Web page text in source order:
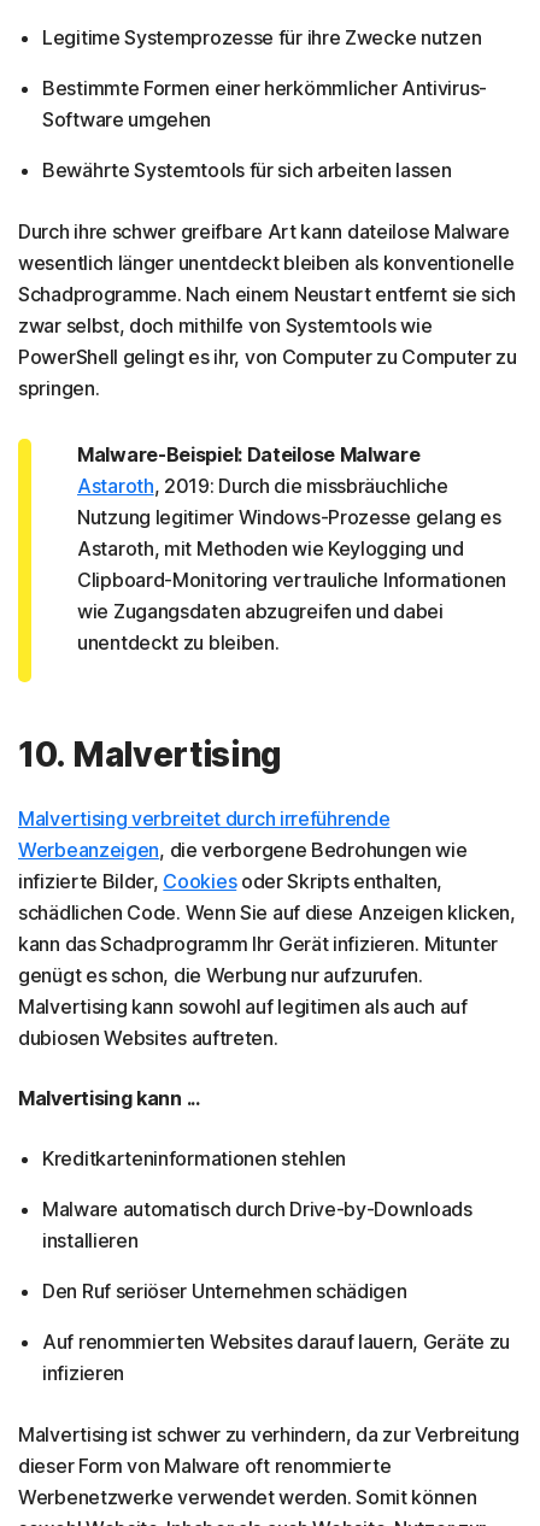
Legitime Systemprozesse für ihre Zwecke nutzen
Bestimmte Formen einer herkömmlicher Antivirus-
Software umgehen
Bewährte Systemtools für sich arbeiten lassen
Durch ihre schwer greifbare Art kann dateilose Malware
wesentlich länger unentdeckt bleiben als konventionelle
Schadprogramme. Nach einem Neustart entfernt sie sich
zwar selbst, doch mithilfe von Systemtools wie
PowerShell gelingt es ihr, von Computer zu Computer zu
springen.
Malware-Beispiel: Dateilose Malware
Astaroth, 2019: Durch die missbräuchliche
Nutzung legitimer Windows-Prozesse gelang es
Astaroth, mit Methoden wie Keylogging und
Clipboard-Monitoring vertrauliche Informationen
wie Zugangsdaten abzugreifen und dabei
unentdeckt zu bleiben.
10. Malvertising
Malvertising verbreitet durch irreführende
Werbeanzeigen, die verborgene Bedrohungen wie
infizierte Bilder, Cookiesoder Skripts enthalten,
schädlichen Code. Wenn Sie auf diese Anzeigen klicken,
kann das Schadprogramm Ihr Gerät infizieren. Mitunter
genügt es schon, die Werbung nur aufzurufen.
Malvertising kann sowohl auf legitimen als auch auf
dubiosen Websites auftreten.
Malvertising kann ...
Kreditkarteninformationen stehlen
Malware automatisch durch Drive-by-Downloads
installieren
Den Ruf seriöser Unternehmen schädigen
Auf renommierten Websites darauf lauern, Geräte zu
infizieren
Malvertising ist schwer zu verhindern, da zur Verbreitung
dieser Form von Malware oft renommierte
Werbenetzwerke verwendet werden. Somit können